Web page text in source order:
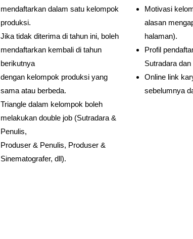
mendaftarkan dalam satu kelompok
produksi.
Jika tidak diterima di tahun ini, boleh
mendaftarkan kembali di tahun
berikutnya
dengan kelompok produksi yang
sama atau berbeda.
Triangle dalam kelompok boleh
melakukan double job (Sutradara &
Penulis,
Produser & Penulis, Produser &
Sinematografer, dll).
Motivasi
alasan
halaman).
Profil
Sutradara
Online link
sebelumnya